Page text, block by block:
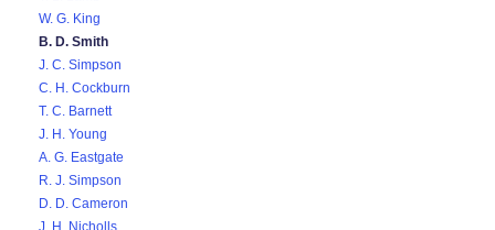
W. G. King
B. D. Smith
J. C. Simpson
C. H. Cockburn
T. C. Barnett
J. H. Young
A. G. Eastgate
R. J. Simpson
D. D. Cameron
J. H. Nicholls